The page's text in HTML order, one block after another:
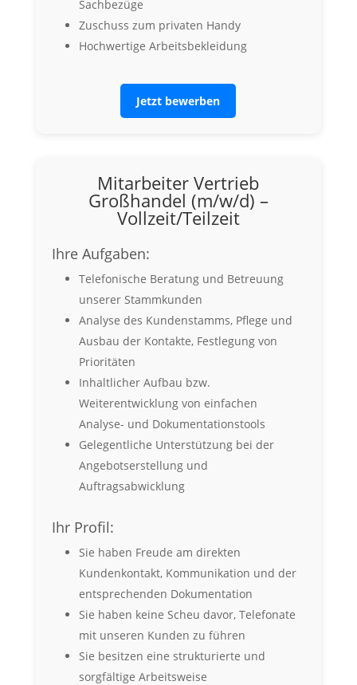
Sachbezüge
Zuschuss zum privaten Handy
Hochwertige Arbeitsbekleidung
Jetzt bewerben
Mitarbeiter Vertrieb
Großhandel (m/w/d) –
Vollzeit/Teilzeit
Ihre Aufgaben:
Telefonische Beratung und Betreuung
unserer Stammkunden
Analyse des Kundenstamms, Pflege und
Ausbau der Kontakte, Festlegung von
Prioritäten
Inhaltlicher Aufbau bzw.
Weiterentwicklung von einfachen
Analyse- und Dokumentationstools
Gelegentliche Unterstützung bei der
Angebotserstellung und
Auftragsabwicklung
Ihr Profil:
Sie haben Freude am direkten
Kundenkontakt, Kommunikation und der
entsprechenden Dokumentation
Sie haben keine Scheu davor, Telefonate
mit unseren Kunden zu führen
Sie besitzen eine strukturierte und
sorgfältige Arbeitsweise